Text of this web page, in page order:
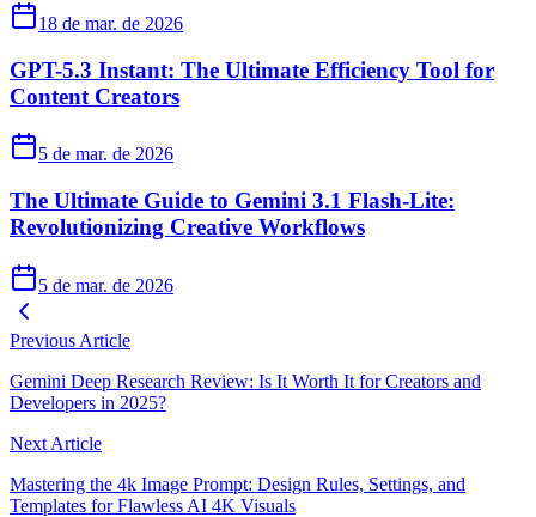
18 de mar. de 2026
GPT-5.3 Instant: The Ultimate Efficiency Tool for
Content Creators
5 de mar. de 2026
The Ultimate Guide to Gemini 3.1 Flash-Lite:
Revolutionizing Creative Workflows
5 de mar. de 2026
Previous Article
Gemini Deep Research Review: Is It Worth It for Creators and
Developers in 2025?
Next Article
Mastering the 4k Image Prompt: Design Rules, Settings, and
Templates for Flawless AI 4K Visuals